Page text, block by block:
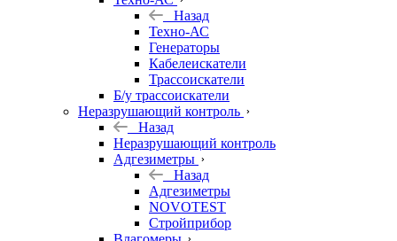
Назад
Техно-АС
Генераторы
Кабелеискатели
Трассоискатели
Б/у трассоискатели
Неразрушающий контроль
Назад
Неразрушающий контроль
Адгезиметры
Назад
Адгезиметры
NOVOTEST
Стройприбор